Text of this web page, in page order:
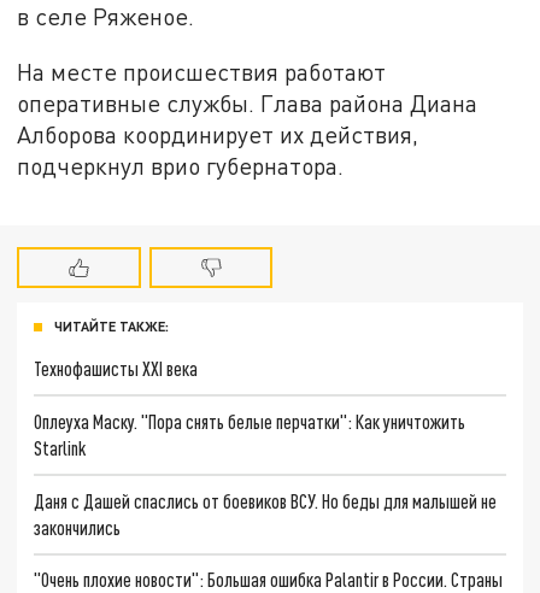
в селе Ряженое.
На месте происшествия работают
оперативные службы. Глава района Диана
Алборова координирует их действия,
подчеркнул врио губернатора.
ЧИТАЙТЕ ТАКЖЕ:
Технофашисты XXI века
Оплеуха Маску. "Пора снять белые перчатки": Как уничтожить
Starlink
Даня с Дашей спаслись от боевиков ВСУ. Но беды для малышей не
закончились
"Очень плохие новости": Большая ошибка Palantir в России. Страны